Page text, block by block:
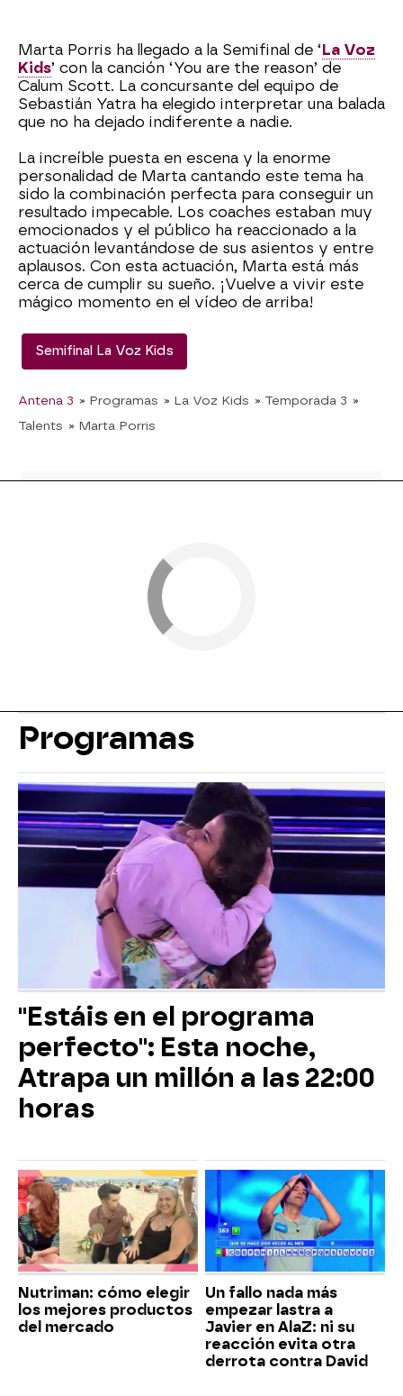
Marta Porris ha llegado a la Semifinal de ‘ La Voz
Kids’ con la canción ‘You are the reason’ de
Calum Scott. La concursante del equipo de
Sebastián Yatra ha elegido interpretar una balada
que no ha dejado indiferente a nadie.
La increíble puesta en escena y la enorme
personalidad de Marta cantando este tema ha
sido la combinación perfecta para conseguir un
resultado impecable. Los coaches estaban muy
emocionados y el público ha reaccionado a la
actuación levantándose de sus asientos y entre
aplausos. Con esta actuación, Marta está más
cerca de cumplir su sueño. ¡Vuelve a vivir este
mágico momento en el vídeo de arriba!
Semifinal La Voz Kids
Antena 3 » Programas » La Voz Kids » Temporada 3 »
Talents » Marta Porris
Programas
"Estáis en el programa
perfecto": Esta noche,
Atrapa un millón a las 22:00
horas
Nutriman: cómo elegir
los mejores productos
del mercado
Un fallo nada más
empezar lastra a
Javier en AlaZ: ni su
reacción evita otra
derrota contra David